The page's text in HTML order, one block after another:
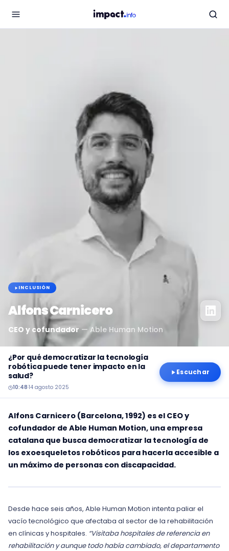
INCLUSIÓN
Alfons Carnicero
CEO y cofundador—Able Human Motion
¿Por qué democratizar la tecnología
robótica puede tener impacto en la
salud?
10:48·14 agosto 2025
Escuchar
Alfons Carnicero (Barcelona, 1992) es el CEO y
cofundador de Able Human Motion, una empresa
catalana que busca democratizar la tecnología de
los exoesqueletos robóticos para hacerla accesible a
un máximo de personas con discapacidad.
Desde hace seis años, Able Human Motion intenta paliar el
vacío tecnológico que afectaba al sector de la rehabilitación
en clínicas y hospitales. “Visitaba hospitales de referencia en
rehabilitación y aunque todo había cambiado, el departamento